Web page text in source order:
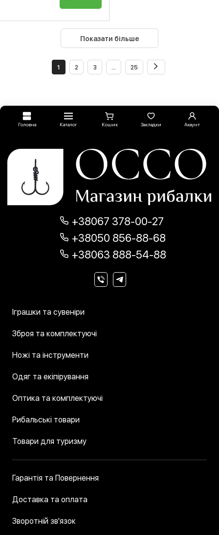
Показати більше
1 2 3 ... 25
Головна Каталог Кошик Закладки Акаунт
+38067 378-00-27
+38050 856-88-68
+38063 888-54-88
Іграшки та сувеніри
Зброя та комплектуючі
Ножі та інструменти
Одяг та екіпірування
Оптика та комплектуючі
Рибальські товари
Товари для туризму
Гарантія та Повернення
Доставка та оплата
Зворотній зв'язок